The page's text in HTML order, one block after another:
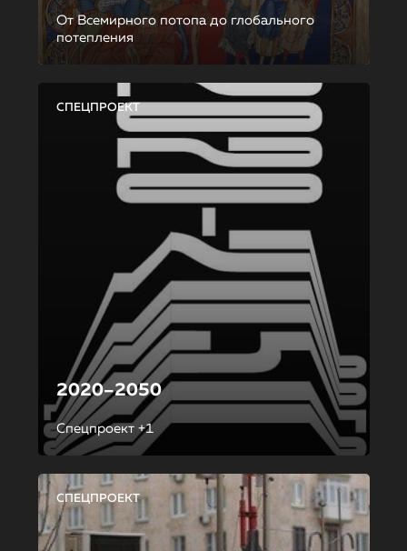
От Всемирного потопа до глобального
потепления
СПЕЦПРОЕКТ
2020–2050
Спецпроект +1
СПЕЦПРОЕКТ